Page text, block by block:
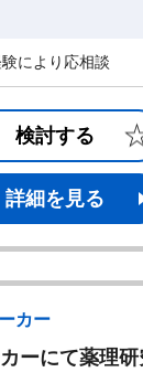
により応相談
検討する
詳細を見る
カー
ーにて薬理研